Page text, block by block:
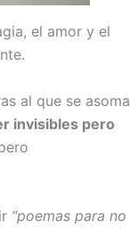
el amor y el
al que se asoma
invisibles pero
“poemas para no